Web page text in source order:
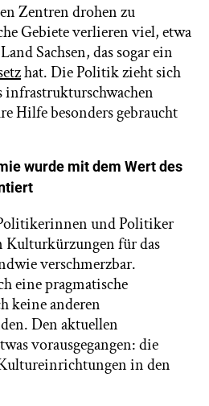
Zentren drohen zu
Gebiete verlieren viel, etwa
Sachsen, das sogar ein
hat. Die Politik zieht sich
infrastrukturschwachen
Hilfe besonders gebraucht
wurde mit dem Wert des
und Politiker
Kulturkürzungen für das
verschmerzbar.
eine pragmatische
keine anderen
Den aktuellen
vorausgegangen: die
in den